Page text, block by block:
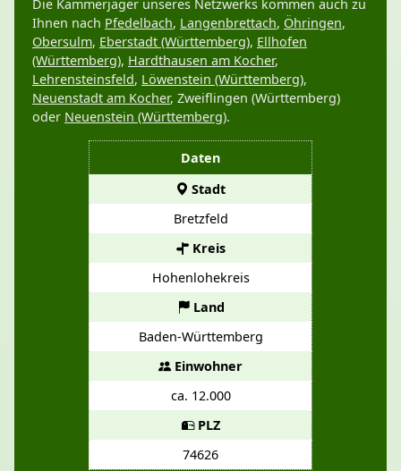
Daten
Stadt
Bretzfeld
Kreis
Hohenlohekreis
Land
Baden-Württemberg
Einwohner
ca. 12.000
PLZ
74626
Die Kammerjäger unseres Netzwerks kommen auch zu
Ihnen nach Pfedelbach, Langenbrettach, Öhringen,
Obersulm, Eberstadt (Württemberg), Ellhofen
(Württemberg), Hardthausen am Kocher,
Lehrensteinsfeld, Löwenstein (Württemberg),
Neuenstadt am Kocher, Zweiflingen (Württemberg)
oder Neuenstein (Württemberg).